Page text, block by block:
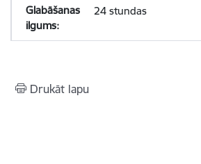
24 stundas
Drukāt lapu